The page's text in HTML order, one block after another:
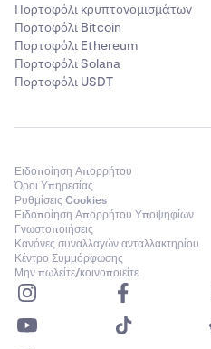
Πορτοφόλι κρυπτονομισμάτων
Πορτοφόλι Bitcoin
Πορτοφόλι Ethereum
Πορτοφόλι Solana
Πορτοφόλι USDT
Ειδοποίηση Απορρήτου
Όροι Υπηρεσίας
Ρυθμίσεις Cookies
Ειδοποίηση Απορρήτου Υποψηφίων
Γνωστοποιήσεις
Κανόνες συναλλαγών ανταλλακτηρίου
Κέντρο Συμμόρφωσης
Μην πωλείτε/κοινοποιείτε